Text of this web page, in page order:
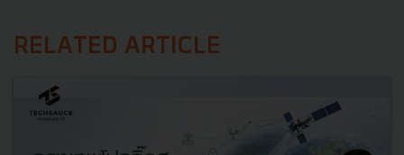
RELATED ARTICLE